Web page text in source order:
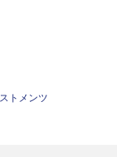
トメンツ